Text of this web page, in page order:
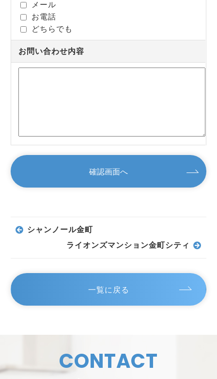
メール
お電話
どちらでも
お問い合わせ内容
シャンノール金町
ライオンズマンション金町シティ
一覧に戻る
CONTACT